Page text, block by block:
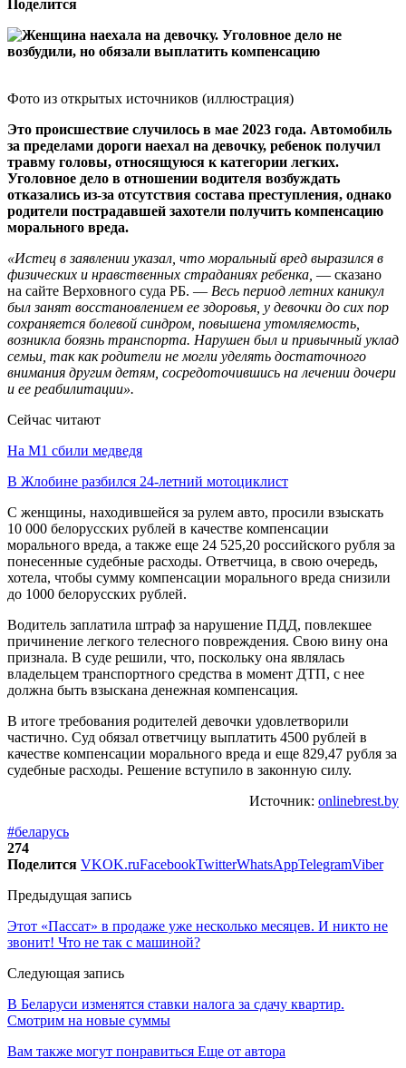
Поделится
Фото из открытых источников (иллюстрация)
Это происшествие случилось в мае 2023 года. Автомобиль
за пределами дороги наехал на девочку, ребенок получил
травму головы, относящуюся к категории легких.
Уголовное дело в отношении водителя возбуждать
отказались из-за отсутствия состава преступления, однако
родители пострадавшей захотели получить компенсацию
морального вреда.
«Истец в заявлении указал, что моральный вред выразился в
физических и нравственных страданиях ребенка, — сказано
на сайте Верховного суда РБ. — Весь период летних каникул
был занят восстановлением ее здоровья, у девочки до сих пор
сохраняется болевой синдром, повышена утомляемость,
возникла боязнь транспорта. Нарушен был и привычный уклад
семьи, так как родители не могли уделять достаточного
внимания другим детям, сосредоточившись на лечении дочери
и ее реабилитации».
Сейчас читают
На М1 сбили медведя
В Жлобине разбился 24-летний мотоциклист
С женщины, находившейся за рулем авто, просили взыскать
10 000 белорусских рублей в качестве компенсации
морального вреда, а также еще 24 525,20 российского рубля за
понесенные судебные расходы. Ответчица, в свою очередь,
хотела, чтобы сумму компенсации морального вреда снизили
до 1000 белорусских рублей.
Водитель заплатила штраф за нарушение ПДД, повлекшее
причинение легкого телесного повреждения. Свою вину она
признала. В суде решили, что, поскольку она являлась
владельцем транспортного средства в момент ДТП, с нее
должна быть взыскана денежная компенсация.
В итоге требования родителей девочки удовлетворили
частично. Суд обязал ответчицу выплатить 4500 рублей в
качестве компенсации морального вреда и еще 829,47 рубля за
судебные расходы. Решение вступило в законную силу.
Источник: onlinebrest.by
#беларусь
274
Поделится VKOK.ruFacebookTwitterWhatsAppTelegramViber
Предыдущая запись
Этот «Пассат» в продаже уже несколько месяцев. И никто не
звонит! Что не так с машиной?
Следующая запись
В Беларуси изменятся ставки налога за сдачу квартир.
Смотрим на новые суммы
Вам также могут понравиться Еще от автора